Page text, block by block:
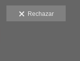
Rechazar